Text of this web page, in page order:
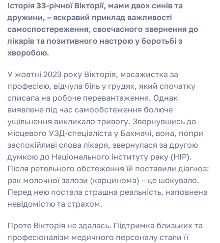
Історія 33-річної Вікторії, мами двох синів та
дружини, – яскравий приклад важливості
самоспостереження, своєчасного звернення до
лікарів та позитивного настрою у боротьбі з
хворобою.
У жовтні 2023 року Вікторія, масажистка за
професією, відчула біль у грудях, який спочатку
списала на робоче перевантаження. Однак
виявлене під час самообстеження болюче
ущільнення викликало тривогу. Звернувшись до
місцевого УЗД-спеціаліста у Бахмачі, вона, попри
заспокійливі слова лікаря, звернулася за другою
думкою до Національного інституту раку (НІР).
Після ретельного обстеження їй поставили діагноз:
рак молочної залози (карцинома) – це шокувало.
Перед нею постала страшна реальність, наповнена
невідомістю та страхом.
Проте Вікторія не здалась. Підтримка близьких та
професіоналізм медичного персоналу стали її